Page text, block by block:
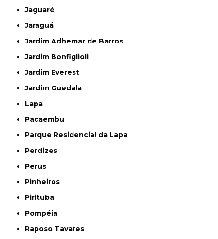
Jaguaré
Jaraguá
Jardim Adhemar de Barros
Jardim Bonfiglioli
Jardim Everest
Jardim Guedala
Lapa
Pacaembu
Parque Residencial da Lapa
Perdizes
Perus
Pinheiros
Pirituba
Pompéia
Raposo Tavares